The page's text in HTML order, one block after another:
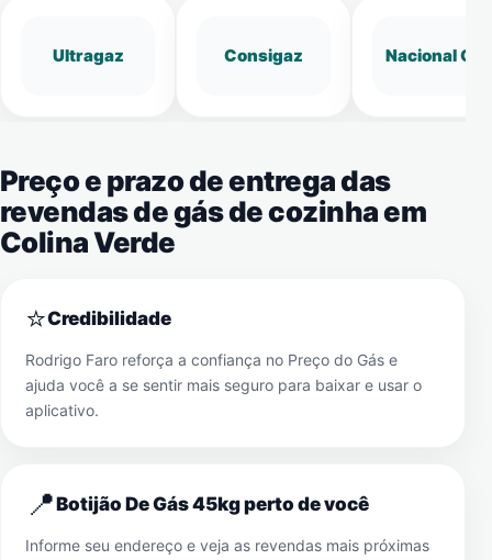
Ultragaz Consigaz Nacional Gás
Preço e prazo de entrega das
revendas de gás de cozinha em
Colina Verde
⭐Credibilidade
Rodrigo Faro reforça a confiança no Preço do Gás e
ajuda você a se sentir mais seguro para baixar e usar o
aplicativo.
📍Botijão De Gás 45kg perto de você
Informe seu endereço e veja as revendas mais próximas